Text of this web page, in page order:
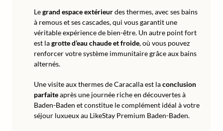
Legrand espace extérieurdes thermes, avec ses bains
à remous et ses cascades, qui vous garantit une
véritable expérience de bien-être. Un autre point fort
est lagrotte d’eau chaude et froide, où vous pouvez
renforcer votre système immunitaire grâce aux bains
alternés.
Une visite aux thermes de Caracalla est laconclusion
parfaiteaprès une journée riche en découvertes à
Baden-Baden et constitue le complément idéal à votre
séjour luxueux au LikeStay Premium Baden-Baden.